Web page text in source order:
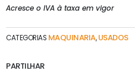
Acresce o IVA à taxa em vigor
CATEGORIAS MAQUINARIA,USADOS
PARTILHAR